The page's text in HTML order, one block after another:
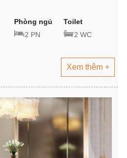
Phòng ngủ
Toilet
2 PN 2 WC
Xem thêm +